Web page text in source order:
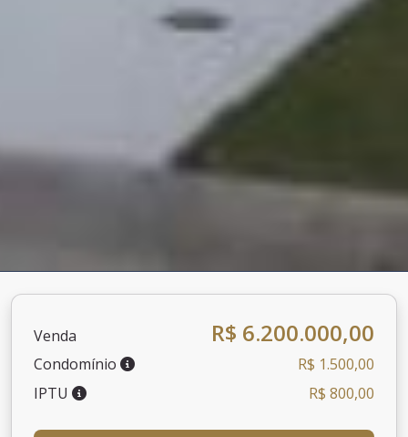
Venda R$ 6.200.000,00
Condomínio
R$ 1.500,00
IPTU
R$ 800,00